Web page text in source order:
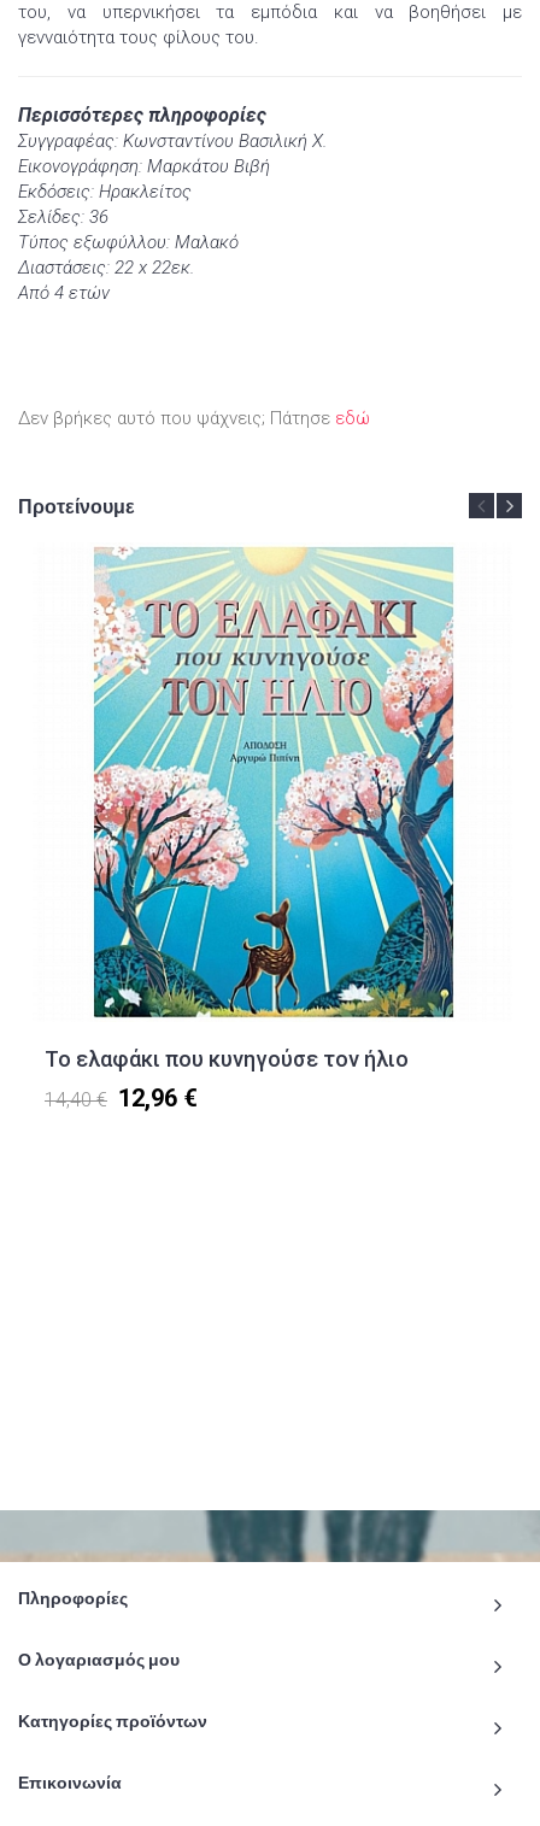
του, να υπερνικήσει τα εμπόδια και να βοηθήσει με
γενναιότητα τους φίλους του.
Περισσότερες πληροφορίες
Συγγραφέας: Κωνσταντίνου Βασιλική Χ.
Εικονογράφηση: Μαρκάτου Βιβή
Εκδόσεις: Ηρακλείτος
Σελίδες: 36
Τύπος εξωφύλλου: Μαλακό
Διαστάσεις: 22 x 22εκ.
Από 4 ετών
Δεν βρήκες αυτό που ψάχνεις; Πάτησε εδώ
Προτείνουμε
Το ελαφάκι που κυνηγούσε τον ήλιο
14,40 € 12,96 €
Πληροφορίες
Ο λογαριασμός μου
Κατηγορίες προϊόντων
Επικοινωνία